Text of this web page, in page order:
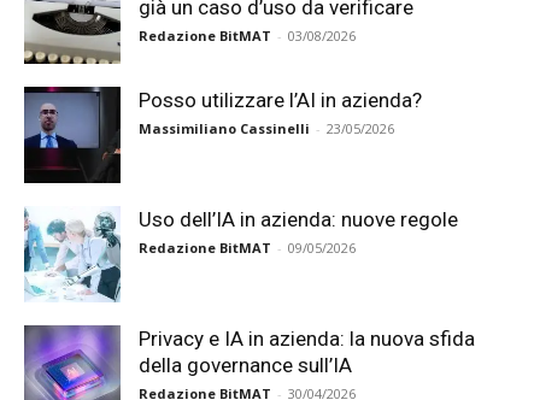
già un caso d’uso da verificare
Redazione BitMAT - 03/08/2026
Posso utilizzare l’AI in azienda?
Massimiliano Cassinelli - 23/05/2026
Uso dell’IA in azienda: nuove regole
Redazione BitMAT - 09/05/2026
Privacy e IA in azienda: la nuova sfida
della governance sull’IA
Redazione BitMAT - 30/04/2026